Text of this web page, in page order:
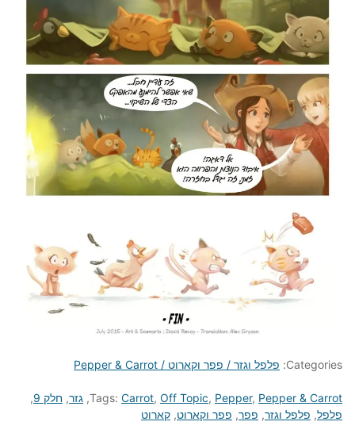
Categories: פלפל וגזר / פפר וקארוט / Pepper & Carrot
Tags: Carrot, Off Topic, Pepper, Pepper & Carrot
, גזר, חלק 9
,
פלפל, פלפל וגזר, פפר, פפר וקארוט, קארוט